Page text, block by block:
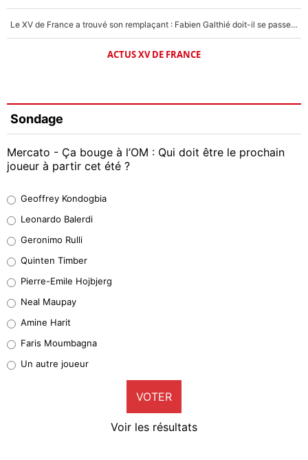
Le XV de France a trouvé son remplaçant : Fabien Galthié doit-il se passer d'Antoine Dupont ?
ACTUS XV DE FRANCE
Sondage
Mercato - Ça bouge à l’OM : Qui doit être le prochain
joueur à partir cet été ?
38%
32%
5%
1%
9%
Geoffrey Kondogbia
Leonardo Balerdi
Geronimo Rulli
Quinten Timber
Pierre-Emile Hojbjerg
Neal Maupay
Amine Harit
Faris Moumbagna
Un autre joueur
VOTER
Voir les résultats